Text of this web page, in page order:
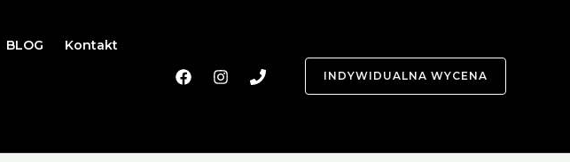
BLOG Kontakt
INDYWIDUALNA WYCENA